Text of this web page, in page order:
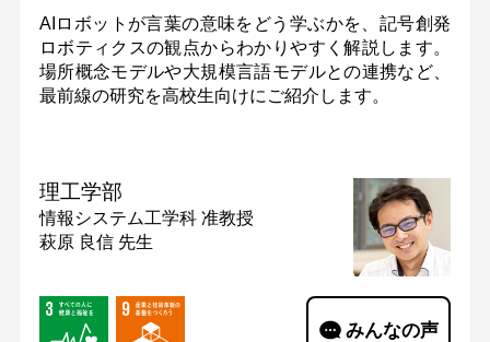
AIロボットが言葉の意味をどう学ぶかを、記号創発
ロボティクスの観点からわかりやすく解説します。
場所概念モデルや大規模言語モデルとの連携など、
最前線の研究を高校生向けにご紹介します。
理工学部
情報システム工学科 准教授
萩原 良信 先生
みんなの声